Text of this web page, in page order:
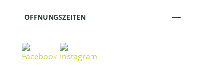
ÖFFNUNGSZEITEN